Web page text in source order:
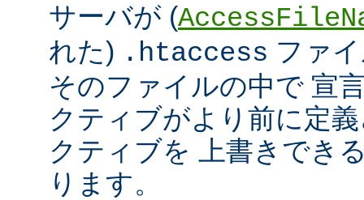
サーバが (
れた) .htaccess ファ
そのファイルの中で 宣
クティブがより前に定
クティブを 上書きでき
ります。